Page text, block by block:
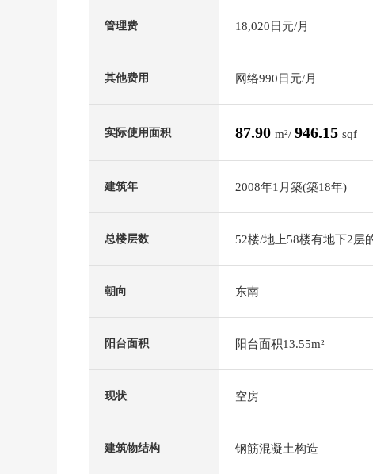
管理费 18,020日元/月
其他费用 网络990日元/月
实际使用面积 87.90 m²/ 946.15 sqf
建筑年 2008年1月築(築18年)
总楼层数 52楼/地上58楼有地下2层
朝向 东南
阳台面积 阳台面积13.55m²
现状 空房
建筑物结构 钢筋混凝土构造